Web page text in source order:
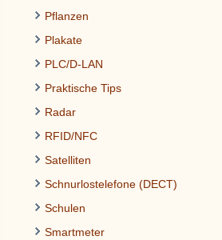
Pflanzen
Plakate
PLC/D-LAN
Praktische Tips
Radar
RFID/NFC
Satelliten
Schnurlostelefone (DECT)
Schulen
Smartmeter